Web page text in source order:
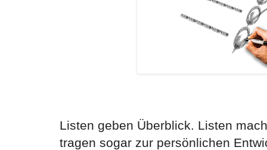
Listen geben Überblick. Listen
tragen sogar zur persönlichen